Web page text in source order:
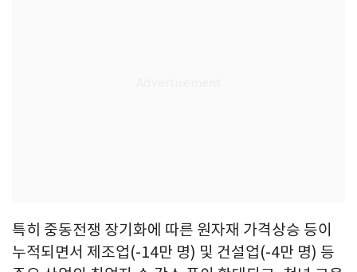
특히 중동전쟁 장기화에 따른 원자재 가격상승 등이
누적되면서 제조업(-14만 명) 및 건설업(-4만 명) 등